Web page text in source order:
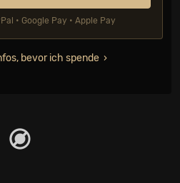
• Google Pay • Apple Pay
bevor ich spende